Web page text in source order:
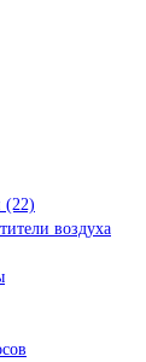
(22)
воздуха